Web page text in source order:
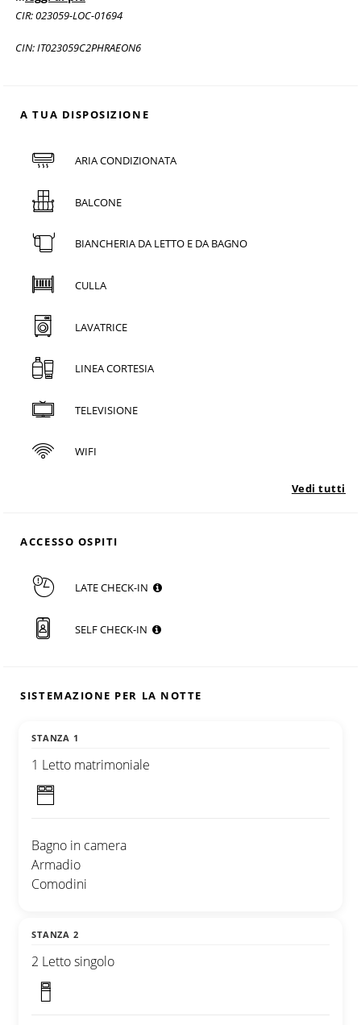
CIR: 023059-LOC-01694
CIN: IT023059C2PHRAEON6
A TUA DISPOSIZIONE
ARIA CONDIZIONATA
BALCONE
BIANCHERIA DA LETTO E DA BAGNO
CULLA
LAVATRICE
LINEA CORTESIA
TELEVISIONE
WIFI
Vedi tutti
ACCESSO OSPITI
LATE CHECK-IN
SELF CHECK-IN
SISTEMAZIONE PER LA NOTTE
STANZA 1
1 Letto matrimoniale
Bagno in camera
Armadio
Comodini
STANZA 2
2 Letto singolo